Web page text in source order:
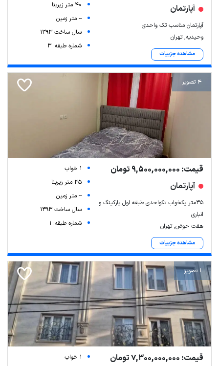
آپارتمان
آپارتمان مناسب تک واحدی
وحیدیه, تهران
مشاهده جزییات
40 متر زیربنا
-- متر زمین
سال ساخت 1393
شماره طبقه: 3
4 تصویر
قیمت: 9,500,000,000 تومان
آپارتمان
۳۵متر یکخواب تکواحدی طبقه اول پارکینگ و
انباری
هفت حوض, تهران
مشاهده جزییات
1 خواب
35 متر زیربنا
-- متر زمین
سال ساخت 1393
شماره طبقه: 1
1 تصویر
قیمت: 7,300,000,000 تومان
1 خواب